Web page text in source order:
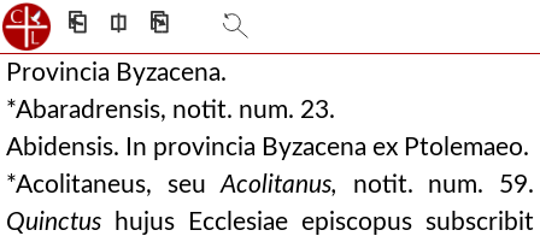
⎗ ⎅ ⎘
Provincia Byzacena.
*Abaradrensis, notit. num. 23.
Abidensis. In provincia Byzacena ex Ptolemaeo.
*Acolitaneus, seuAcolitanus,
notit. num. 59.
Quinctus hujus Ecclesiae episcopus subscribit